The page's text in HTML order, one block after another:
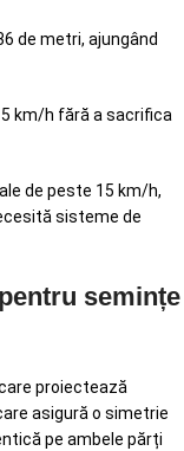
de metri, ajungând
km/h fără a sacrifica
de peste 15 km/h,
sisteme de
semințe
proiectează
asigură o simetrie
pe ambele părți